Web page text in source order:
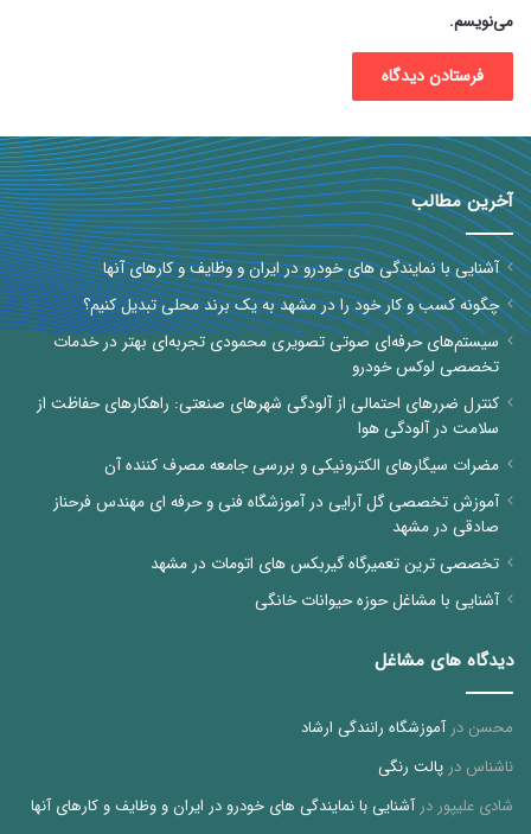
می‌نویسم.
آخرین مطالب
آشنایی با نمایندگی های خودرو در ایران و وظایف و کارهای آنها
چگونه کسب و کار خود را در مشهد به یک برند محلی تبدیل کنیم؟
سیستم‌های حرفه‌ای صوتی تصویری محمودی تجربه‌ای بهتر در خدمات
تخصصی لوکس خودرو
کنترل ضررهای احتمالی از آلودگی شهرهای صنعتی: راهکارهای حفاظت از
سلامت در آلودگی هوا
مضرات سیگارهای الکترونیکی و بررسی جامعه مصرف کننده آن
آموزش تخصصی گل آرایی در آموزشگاه فنی و حرفه ای مهندس فرحناز
صادقی در مشهد
تخصصی ترین تعمیرگاه گیربکس های اتومات در مشهد
آشنایی با مشاغل حوزه حیوانات خانگی
دیدگاه های مشاغل
محسن درآموزشگاه رانندگی ارشاد
ناشناس در پالت رنگی
شادی علیپور درآشنایی با نمایندگی های خودرو در ایران و وظایف و کارهای آنها